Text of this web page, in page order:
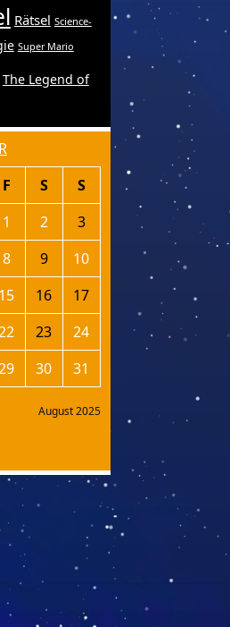
Rätsel Science-
Super Mario
The Legend of
August 2025
F S
S
1
2
3
8 9
10
15 16
17
23
24
30 31